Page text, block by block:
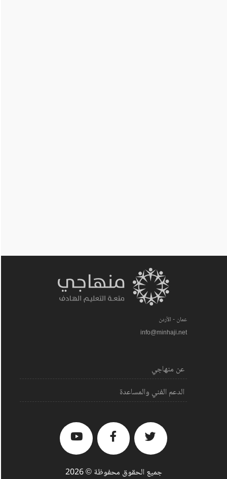
عمان - الأردن
info@minhaji.net
عن منهاجي
الدعم الفني والمساعدة
جميع الحقوق محفوظة © 2026